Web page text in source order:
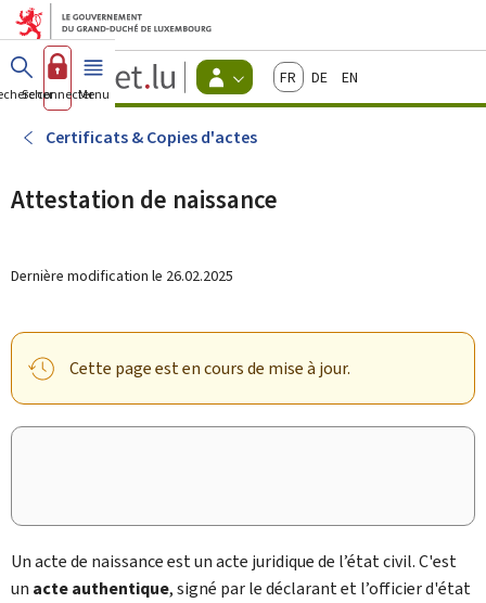
Aller au menu principal
Aller au contenu
Guichet.lu
Changer
d'espace
Menu
actif
FrançaisDeutschEnglish
Se connecterMenu principal
Certificats & Copies d'actes
Attestation de naissance
Dernière modification le 26.02.2025
Cette page est en cours de mise à jour.
Un acte de naissance est un acte juridique de l’état civil. C'est
un acte authentique, signé par le déclarant et l’officier d'état